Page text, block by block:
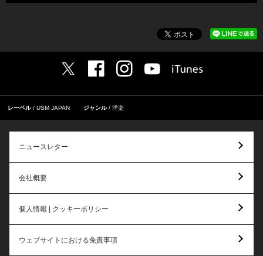
レーベル USM JAPAN ジャンル 洋楽
ニュースレター
会社概要
個人情報 | クッキーポリシー
ウェブサイトにおける免責事項